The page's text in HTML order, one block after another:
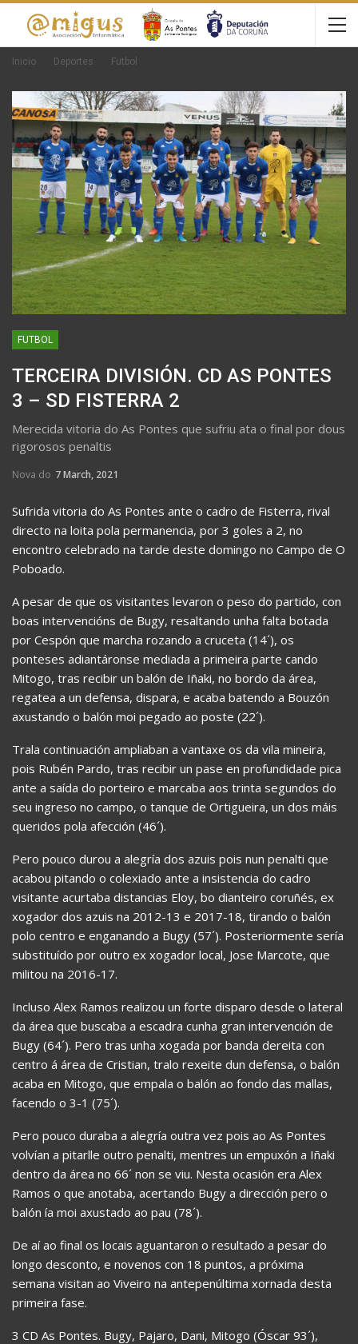
Inicio Deportes Futbol
FUTBOL
TERCEIRA DIVISIÓN. CD AS PONTES
3 – SD FISTERRA 2
Merecida vitoria do As Pontes que sufriu ata o final por dous
rigorosos penaltis
Nova do 7 March, 2021
Sufrida vitoria do As Pontes ante o cadro de Fisterra, rival
directo na loita pola permanencia, por 3 goles a 2, no
encontro celebrado na tarde deste domingo no Campo de O
Poboado.
A pesar de que os visitantes levaron o peso do partido, con
boas intervencións de Bugy, resaltando unha falta botada
por Cespón que marcha rozando a cruceta (14´), os
ponteses adiantáronse mediada a primeira parte cando
Mitogo, tras recibir un balón de Iñaki, no bordo da área,
regatea a un defensa, dispara, e acaba batendo a Bouzón
axustando o balón moi pegado ao poste (22´).
Trala continuación ampliaban a vantaxe os da vila mineira,
pois Rubén Pardo, tras recibir un pase en profundidade pica
ante a saída do porteiro e marcaba aos trinta segundos do
seu ingreso no campo, o tanque de Ortigueira, un dos máis
queridos pola afección (46´).
Pero pouco durou a alegría dos azuis pois nun penalti que
acabou pitando o colexiado ante a insistencia do cadro
visitante acurtaba distancias Eloy, bo dianteiro coruñés, ex
xogador dos azuis na 2012-13 e 2017-18, tirando o balón
polo centro e enganando a Bugy (57´). Posteriormente sería
substituído por outro ex xogador local, Jose Marcote, que
militou na 2016-17.
Incluso Alex Ramos realizou un forte disparo desde o lateral
da área que buscaba a escadra cunha gran intervención de
Bugy (64´). Pero tras unha xogada por banda dereita con
centro á área de Cristian, tralo rexeite dun defensa, o balón
acaba en Mitogo, que empala o balón ao fondo das mallas,
facendo o 3-1 (75´).
Pero pouco duraba a alegría outra vez pois ao As Pontes
volvían a pitarlle outro penalti, mentres un empuxón a Iñaki
dentro da área no 66´ non se viu. Nesta ocasión era Alex
Ramos o que anotaba, acertando Bugy a dirección pero o
balón ía moi axustado ao pau (78´).
De aí ao final os locais aguantaron o resultado a pesar do
longo desconto, e novenos con 18 puntos, a próxima
semana visitan ao Viveiro na antepenúltima xornada desta
primeira fase.
3 CD As Pontes. Bugy, Pajaro, Dani, Mitogo (Óscar 93´),